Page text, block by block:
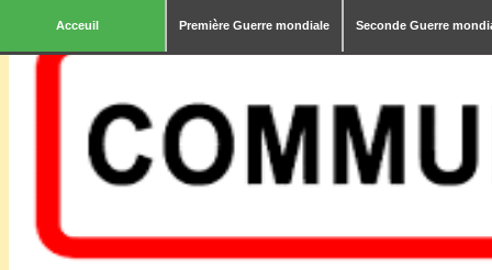
Acceuil Première Guerre mondiale Seconde Guerre